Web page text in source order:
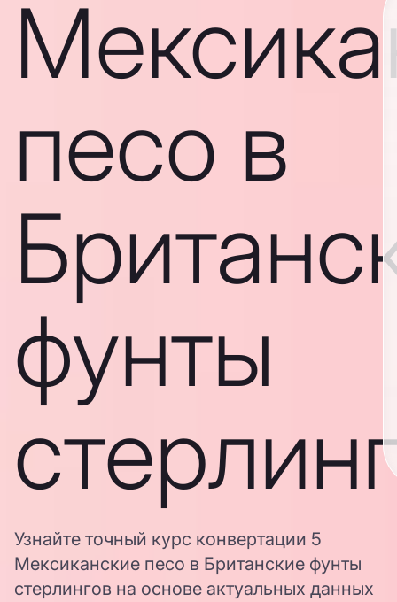
песо в
фунты
Узнайте точный курс конвертации 5
Мексиканские песо в Британские фунты
стерлингов на основе актуальных данных